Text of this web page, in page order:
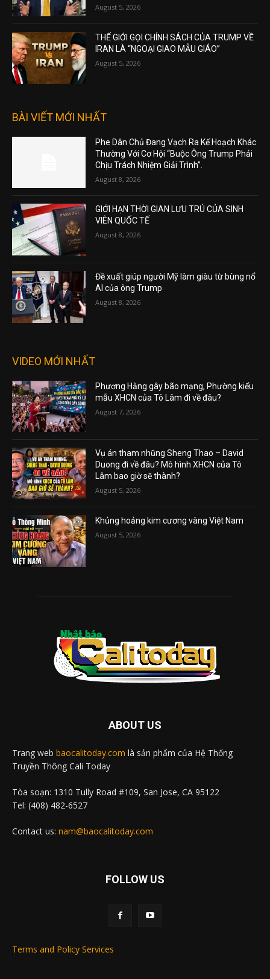
August 5, 2026
THẾ GIỚI GỌI CHÍNH SÁCH CỦA TRUMP VỀ
IRAN LÀ “NGOẠI GIAO MẪU GIÁO”
August 5, 2026
BÀI VIẾT MỚI NHẤT
Phe Dân Chủ Đang Vạch Ra Kế Hoạch Khác
Thường Với Cơ Hội “Buộc Ông Trump Phải
Chịu Trách Nhiệm Giải Trình”.
August 8, 2026
GIỚI HẠN THỜI GIAN LƯU TRÚ CỦA SINH
VIÊN QUỐC TẾ
August 8, 2026
Đề xuất giúp người Mỹ làm giàu từ bùng nổ
AI của ông Trump
August 8, 2026
VIDEO MỚI NHẤT
Phương Hằng gây bão mạng, Phường kiểu
mẫu XHCN của Tô Lâm đi về đâu?
August 7, 2026
Vụ án tham nhũng Sheng Thao – David
Duong đi về đâu? Mô hình XHCN của Tô
Lâm bao giờ sẽ thành?
August 5, 2026
Khủng hoảng kim cương vàng Việt Nam
August 5, 2026
ABOUT US
Trang web baocalitoday.com là sản phẩm của Hệ Thống
Truyền Thông Cali Today
Tòa soạn: 1310 Tully Road #109, San Jose, CA 95122
Tel: (408) 482-6527
Contact us: nam@baocalitoday.com
FOLLOW US
Terms and Policy Services